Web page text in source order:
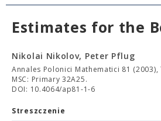
Estimates for the
Nikolai Nikolov, Peter Pflug
Annales Polonici Mathematici 81 (2003),
MSC: Primary 32A25.
DOI: 10.4064/ap81-1-6
Streszczenie